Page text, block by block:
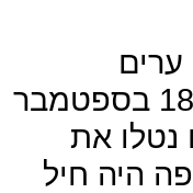
בסעודיה באמצעות טילי שיוט ומל"טים מדוייקים, ב-18 בספטמבר
נטלו את
היה חיל